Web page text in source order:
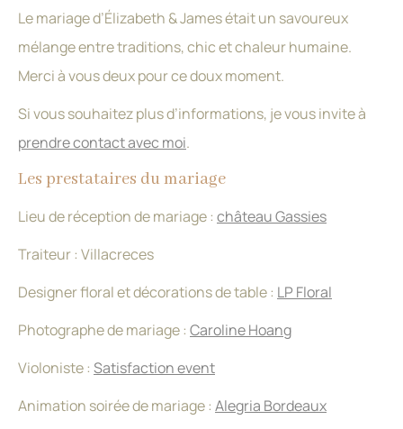
Le mariage d’Élizabeth & James était un savoureux
mélange entre traditions, chic et chaleur humaine.
Merci à vous deux pour ce doux moment.
Si vous souhaitez plus d’informations, je vous invite à
prendre contact avec moi.
Les prestataires du mariage
Lieu de réception de mariage : château Gassies
Traiteur : Villacreces
Designer floral et décorations de table : LP Floral
Photographe de mariage : Caroline Hoang
Violoniste : Satisfaction event
Animation soirée de mariage : Alegria Bordeaux